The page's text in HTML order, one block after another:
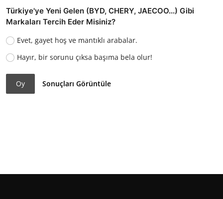
Türkiye'ye Yeni Gelen (BYD, CHERY, JAECOO...) Gibi
Markaları Tercih Eder Misiniz?
Evet, gayet hoş ve mantıklı arabalar.
Hayır, bir sorunu çıksa başıma bela olur!
Oy Sonuçları Görüntüle